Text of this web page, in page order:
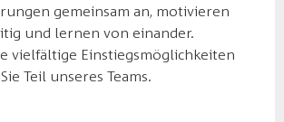
gemeinsam an, motivieren
und lernen von einander.
vielfältige Einstiegsmöglichkeiten
Teil unseres Teams.